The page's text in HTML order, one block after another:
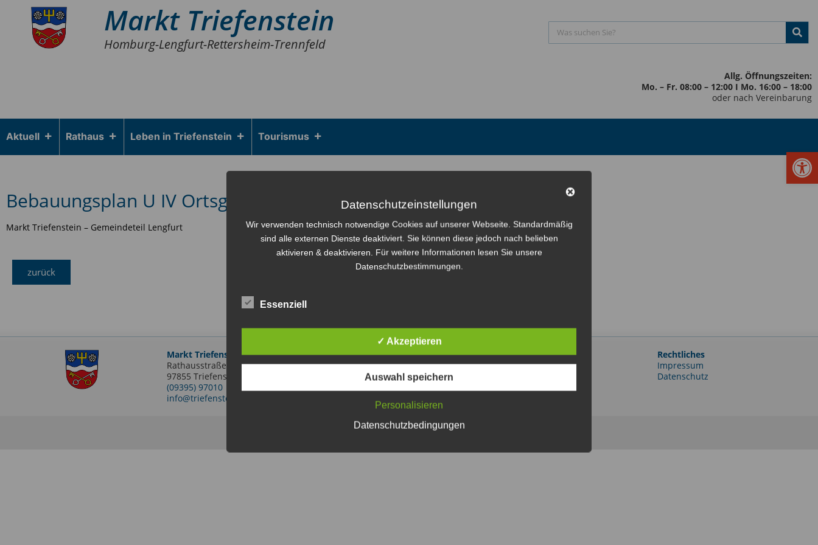
Markt Triefenstein
Homburg-Lengfurt-Rettersheim-Trennfeld
Allg. Öffnungszeiten:
Mo. – Fr. 08:00 – 12:00 I Mo. 16:00 – 18:00
oder nach Vereinbarung
Aktuell Rathaus Leben in Triefenstein Tourismus
Bebauungsplan U IV Ortsgebiet IV Lengfurt
Markt Triefenstein – Gemeindeteil Lengfurt
zurück
Markt Triefenstein
Rathausstraße 2
97855 Triefenstein OT Lengfurt
(09395) 97010
info@triefenstein.bayern.de
Tourist-Information
Friedrich-Ebert-Str. 38
97855 Triefenstein OT Lengfurt
oeffentlichkeitsarbeit@triefenstein.bayern.de
Service
Bürgerservice-Portal
Rechtliches
Impressum
Datenschutz
Copyright 2026 Markt Triefenstein
Datenschutzeinstellungen
Wir verwenden technisch notwendige Cookies auf unserer Webseite. Standardmäßig
sind alle externen Dienste deaktiviert. Sie können diese jedoch nach belieben
aktivieren & deaktivieren. Für weitere Informationen lesen Sie unsere
Datenschutzbestimmungen.
Essenziell
✓ Akzeptieren
Auswahl speichern
Personalisieren
Datenschutzbedingungen